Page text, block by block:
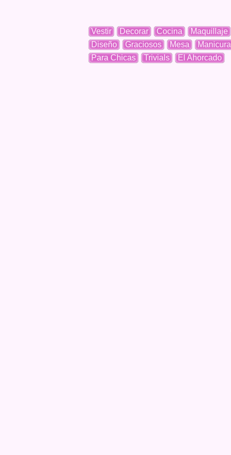
Vestir Decorar Cocina Maquillaje
Diseño
Graciosos Mesa Manicura
Para Chicas
Trivials El Ahorcado